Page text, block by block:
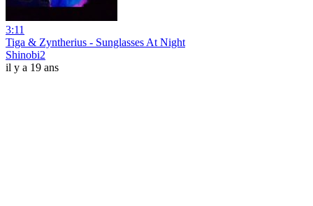
3:11
Tiga & Zyntherius - Sunglasses At Night
Shinobi2
il y a 19 ans